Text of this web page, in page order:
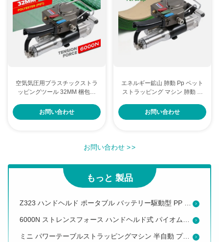
空気気圧用プラスチックストラ
ッピングツール 32MM 梱包ツ
お問い合わせ
エネルギー鉱山 肺動 Pp ペット
ストラッピング マシン 肺動 ス
お問い合わせ
お問い合わせ >>
もっと 製品